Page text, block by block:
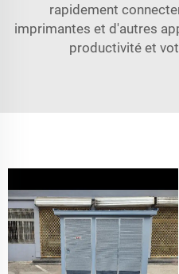
rapidement
imprimantes et d'autres
productivité et